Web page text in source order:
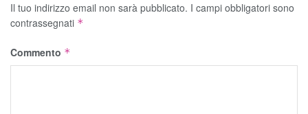
Il tuo indirizzo email non sarà pubblicato. I campi obbligatori sono
contrassegnati *
Commento *